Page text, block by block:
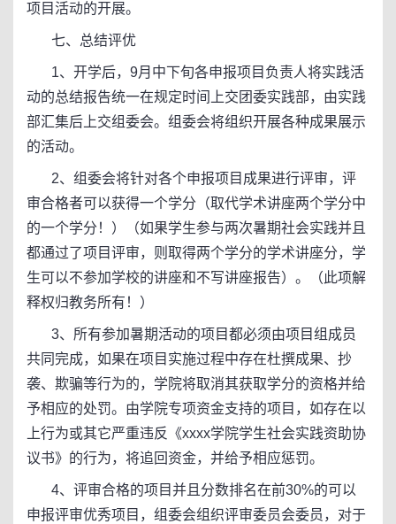
项目活动的开展。
七、总结评优
1、开学后，9月中下旬各申报项目负责人将实践活
动的总结报告统一在规定时间上交团委实践部，由实践
部汇集后上交组委会。组委会将组织开展各种成果展示
的活动。
2、组委会将针对各个申报项目成果进行评审，评
审合格者可以获得一个学分（取代学术讲座两个学分中
的一个学分！）（如果学生参与两次暑期社会实践并且
都通过了项目评审，则取得两个学分的学术讲座分，学
生可以不参加学校的讲座和不写讲座报告）。（此项解
释权归教务所有！）
3、所有参加暑期活动的项目都必须由项目组成员
共同完成，如果在项目实施过程中存在杜撰成果、抄
袭、欺骗等行为的，学院将取消其获取学分的资格并给
予相应的处罚。由学院专项资金支持的项目，如存在以
上行为或其它严重违反《xxxx学院学生社会实践资助协
议书》的行为，将追回资金，并给予相应惩罚。
4、评审合格的项目并且分数排名在前30%的可以
申报评审优秀项目，组委会组织评审委员会委员，对于